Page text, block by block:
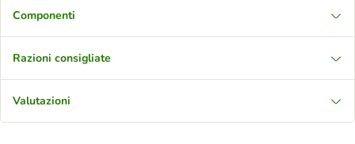
Componenti
Razioni consigliate
Valutazioni